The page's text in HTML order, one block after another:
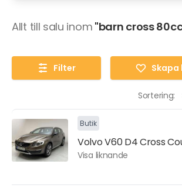
Allt till salu inom "barn cross
Filter Skapa
Sortering:
Butik
Volvo V60 D4 Cross
Visa liknande